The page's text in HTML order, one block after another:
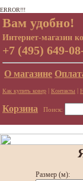
ERROR!!!
Вам удобно!
Интернет-магазин
+7 (495) 649-
О магазине
Как купить ковер | Контакты |
Корзина Поиск:
Размер (м):